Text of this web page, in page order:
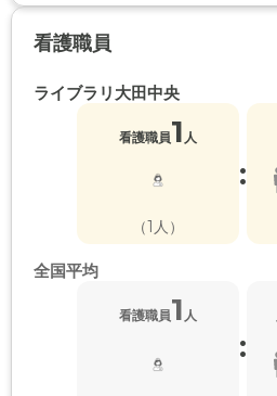
看護職員
ライブラリ大田中央
看護職員1 人
（1人）
:
全国平均
看護職員1 人
: